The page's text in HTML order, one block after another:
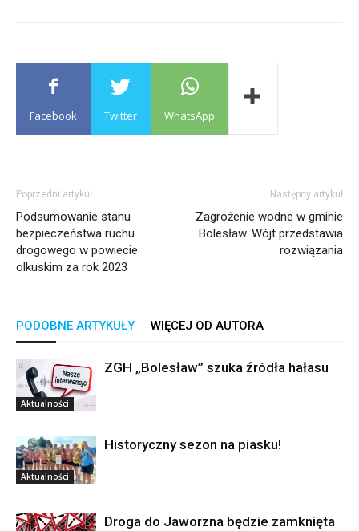
Facebook Twitter WhatsApp
Poprzedni artykuł
Podsumowanie stanu
bezpieczeństwa ruchu
drogowego w powiecie
olkuskim za rok 2023
Następny artykuł
Zagrożenie wodne w gminie
Bolesław. Wójt przedstawia
rozwiązania
PODOBNE ARTYKUŁY WIĘCEJ OD AUTORA
Aktualności
ZGH „Bolesław” szuka źródła hałasu
Aktualności
Historyczny sezon na piasku!
Droga do Jaworzna będzie zamknięta